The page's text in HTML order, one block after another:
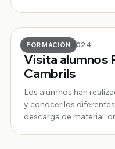
4000m2, así han
FORMACIÓN
29 · ENERO · 2024
Visita alumnos
Cambrils
Los alumnos han
y conocer los
descarga de material,